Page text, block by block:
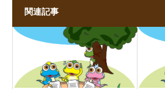
関連記事